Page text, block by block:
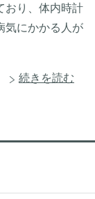
おり、体内時計
気にかかる人が
続きを読む